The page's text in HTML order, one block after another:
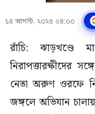
১৪ আগস্ট, ২০২৫ ০৪:০০
রাঁচি: ঝাড়খণ্ডে
নিরাপত্তারক্ষীদের
নেতা অরুণ ওরফে
জঙ্গলে অভিযান